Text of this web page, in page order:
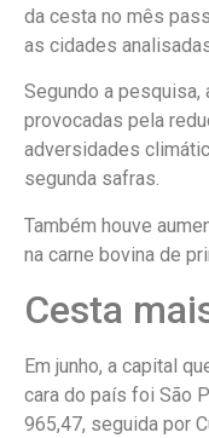
da cesta no mês
as cidades
Segundo a
provocadas pela
adversidades
segunda safras.
Também houve
na carne bovina de
Cesta
Em junho, a capital
cara do país foi São
965,47, seguida por